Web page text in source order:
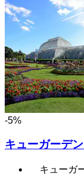
-5%
キューガーデ
キューガ